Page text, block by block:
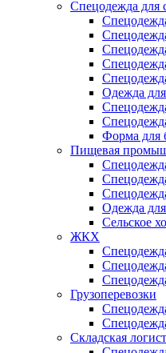
Спецодежда для
Одежда
Форма для
Пищевая
Одежда
Сельское
ЖКХ
Грузоперевозки
Складская